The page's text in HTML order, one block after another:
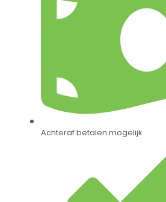
Achteraf betalen mogelijk